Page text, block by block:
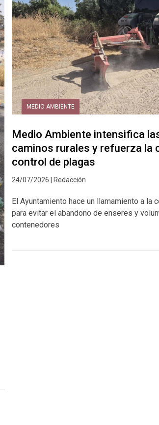
MEDIO AMBIENTE
Medio Ambiente intensifica
caminos rurales y refuerza la
control de plagas
24/07/2026 | Redacción
El Ayuntamiento hace un llamamiento a la
para evitar el abandono de enseres y
contenedores